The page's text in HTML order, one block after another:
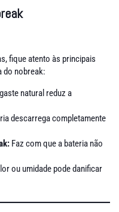
fique atento às principais
do nobreak:
natural reduz a
descarrega completamente
Faz com que a bateria não
ou umidade pode danificar